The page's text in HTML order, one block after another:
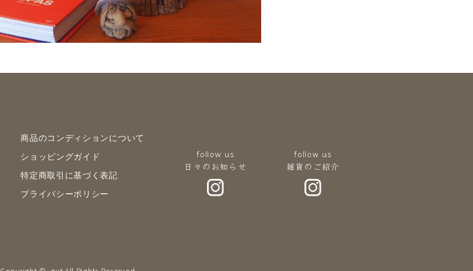
商品のコンディションについて
ショッピングガイド
特定商取引に基づく表記
プライバシーポリシー
follow us
日々のお知らせ
follow us
雑貨のご紹介